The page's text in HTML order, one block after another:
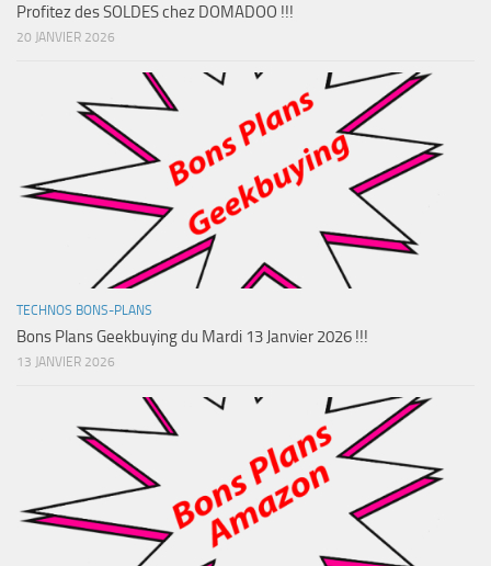
Profitez des SOLDES chez DOMADOO !!!
20 JANVIER 2026
TECHNOS BONS-PLANS
Bons Plans Geekbuying du Mardi 13 Janvier 2026 !!!
13 JANVIER 2026